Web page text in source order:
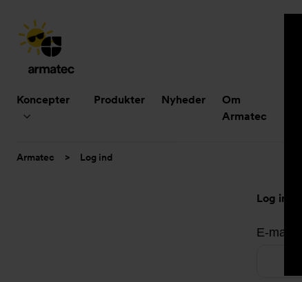
Koncepter Produkter Nyheder
Om
Armatec
Du
Armatec > Log ind
Log ind
E-